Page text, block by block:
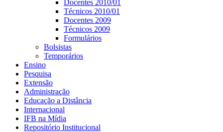
Docentes 2010/01
Técnicos 2010/01
Docentes 2009
Técnicos 2009
Formulários
Bolsistas
Temporários
Ensino
Pesquisa
Extensão
Administração
Educação a Distância
Internacional
IFB na Mídia
Repositório Institucional